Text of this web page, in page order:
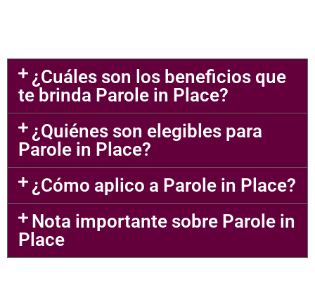
¿Cuáles son los beneficios que
te brinda Parole in Place?
¿Quiénes son elegibles para
Parole in Place?
¿Cómo aplico a Parole in Place?
Nota importante sobre Parole in
Place